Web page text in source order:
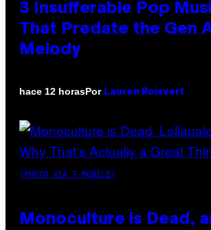
3 Insufferable Pop
That Predate the Gen
Melody
hace 12 horasPor Lauren Boisvert
(PHOTO VIA T-MOBILE)
Monoculture is Dead,